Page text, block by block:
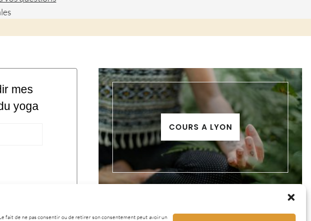
fait de ne pas consentir ou de retirer son consentement peut avoir un
mes
yoga
COURS A LYON